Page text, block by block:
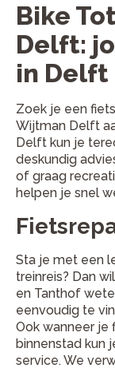
Bike
Delft:
in Delft
Zoek je een
Wijtman Delft
Delft kun je
deskundig
of graag
helpen je snel
Sta je met een
treinreis? Dan
en Tanthof
eenvoudig te
Ook wanneer je
binnenstad kun
service. We